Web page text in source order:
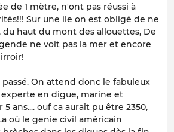
de 1 mètre, n'ont pas réussi à
Sur une ile on est obligé de ne
du haut du mont des allouettes, De
ne voit pas la mer et encore
On attend donc le fabuleux
en digue, marine et
ans.... ouf ca aurait pu être 2350,
où le genie civil américain